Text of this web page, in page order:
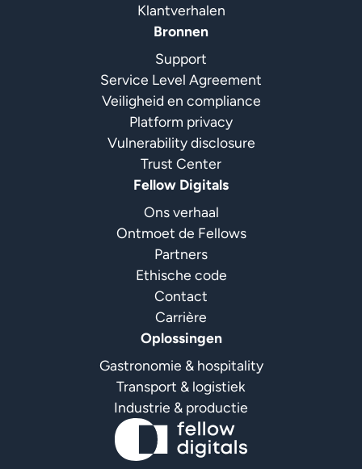
Klantverhalen
Bronnen
Support
Service Level Agreement
Veiligheid en compliance
Platform privacy
Vulnerability disclosure
Trust Center
Fellow Digitals
Ons verhaal
Ontmoet de Fellows
Partners
Ethische code
Contact
Carrière
Oplossingen
Gastronomie & hospitality
Transport & logistiek
Industrie & productie